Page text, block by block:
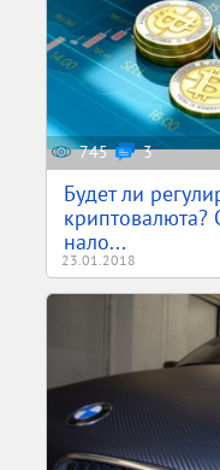
745 3
Будет ли
нало...
23.01.2018